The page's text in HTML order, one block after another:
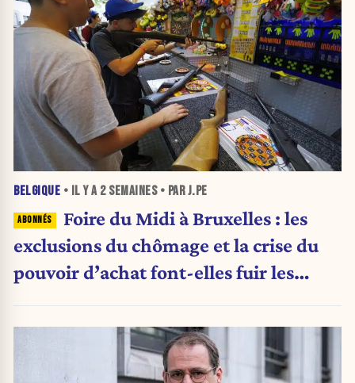
BELGIQUE • IL Y A 2 SEMAINES• PAR J.PE
Foire du Midi à Bruxelles : les
exclusions du chômage et la crise du
pouvoir d’achat font-elles fuir les